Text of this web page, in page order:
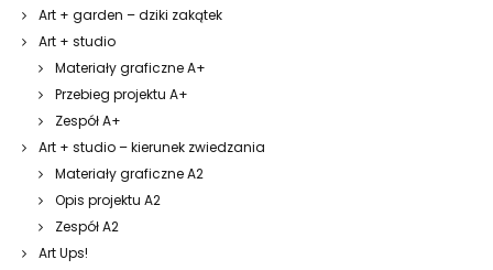
Art + garden – dziki zakątek
Art + studio
Materiały graficzne A+
Przebieg projektu A+
Zespół A+
Art + studio – kierunek zwiedzania
Materiały graficzne A2
Opis projektu A2
Zespół A2
Art Ups!